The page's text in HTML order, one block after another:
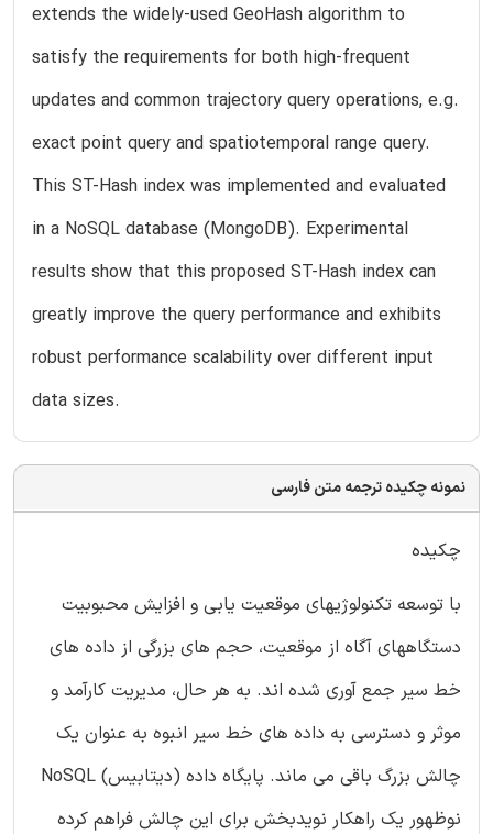
extends the widely-used GeoHash algorithm to
satisfy the requirements for both high-frequent
updates and common trajectory query operations, e.g.
exact point query and spatiotemporal range query.
This ST-Hash index was implemented and evaluated
in a NoSQL database (MongoDB). Experimental
results show that this proposed ST-Hash index can
greatly improve the query performance and exhibits
robust performance scalability over different input
data sizes.
نمونه چکیده ترجمه متن فارسی
چکیده
با توسعه تکنولوژیهای موقعیت یابی و افزایش محبوبیت
دستگاههای آگاه از موقعیت، حجم های بزرگی از داده های
خط سیر جمع آوری شده اند. به هر حال، مدیریت کارآمد و
موثر و دسترسی به داده های خط سیر انبوه به عنوان یک
چالش بزرگ باقی می ماند. پایگاه داده (دیتابیس) NoSQL
نوظهور یک راهکار نویدبخش برای این چالش فراهم کرده